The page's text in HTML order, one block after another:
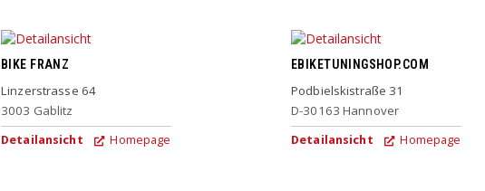
BIKE FRANZ
Linzerstrasse 64
3003 Gablitz
Detailansicht Homepage
EBIKETUNINGSHOP.COM
Podbielskistraße 31
D-30163 Hannover
Detailansicht Homepage